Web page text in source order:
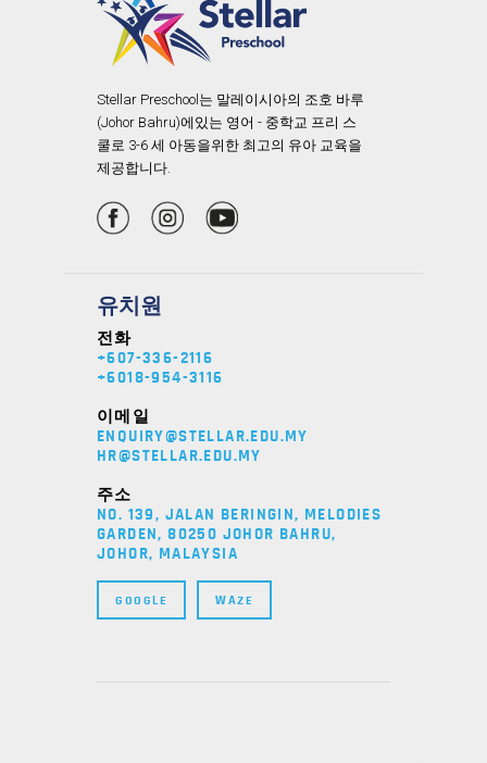
Stellar Preschool는 말레이시아의 조호 바루
(Johor Bahru)에있는 영어 - 중학교 프리 스
쿨로 3-6 세 아동을위한 최고의 유아 교육을
제공합니다.
유치원
전화
+607-336-2116
+6018-954-3116
이메일
ENQUIRY@STELLAR.EDU.MY
HR@STELLAR.EDU.MY
주소
NO. 139, JALAN BERINGIN, MELODIES
GARDEN, 80250 JOHOR BAHRU,
JOHOR, MALAYSIA
GOOGLE WAZE